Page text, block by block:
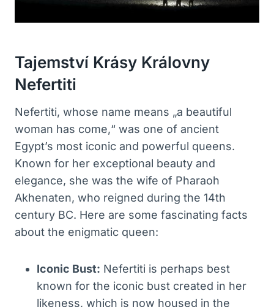
Tajemství Krásy Královny
Nefertiti
Nefertiti, whose name means „a beautiful
woman has come,“ was one of ancient
Egypt’s most iconic and powerful queens.
Known for her exceptional beauty and
elegance, she was the wife of Pharaoh
Akhenaten, who reigned during the 14th
century BC. Here are some fascinating facts
about the enigmatic queen:
Iconic Bust: Nefertiti is perhaps best
known for the iconic bust created in her
likeness, which is now housed in the